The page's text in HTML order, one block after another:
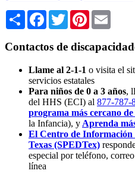
Share Facebook
TwitterPinterest
Contactos de
Llame al 2-1-1 o visita el
servicios estatales
Para niños de 0 a 3 años,
del HHS (ECI) al 877-787-
programa más cercano
la Infancia), y Aprenda
El Centro de Información
Texas (SPEDTex)
especial por teléfono,
línea